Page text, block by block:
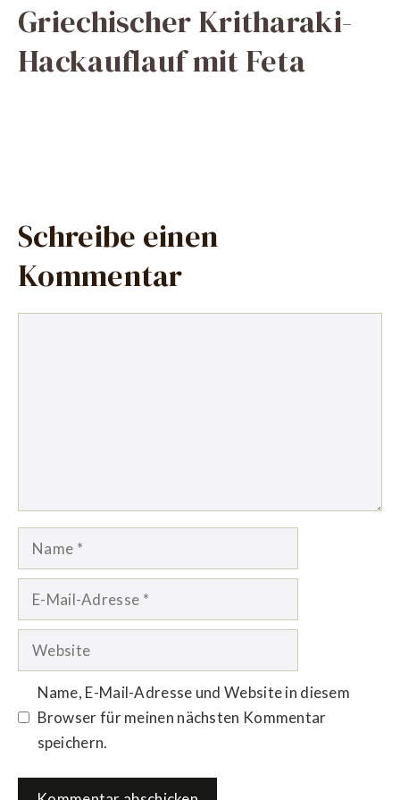
Griechischer Kritharaki-
Hackauflauf mit Feta
Schreibe einen
Kommentar
Name
Website
Name, E-Mail-Adresse und Website in diesem
Browser für meinen nächsten Kommentar
speichern.